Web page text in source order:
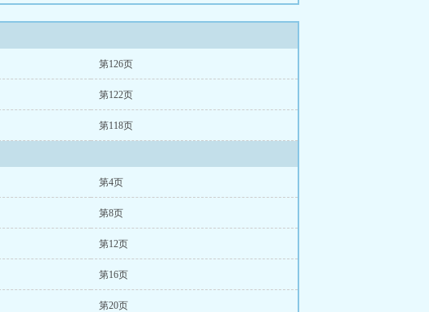
第126页
第122页
第118页
第4页
第8页
第12页
第16页
第20页